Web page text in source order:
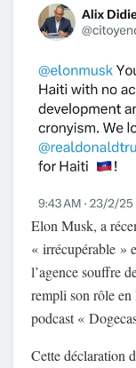
Elon Musk, a
« irrécupérable »
l’agence souffre
rempli son rôle
podcast «
Cette déclaration